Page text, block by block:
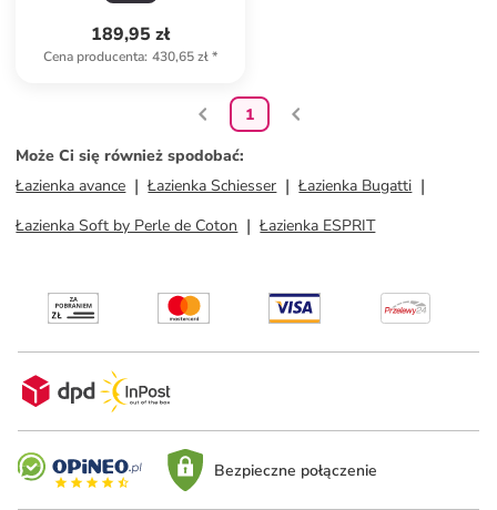
189,95 zł
Cena producenta: 430,65 zł*
1
Może Ci się również spodobać:
Łazienka avance
Łazienka Schiesser
Łazienka Bugatti
Łazienka Soft by Perle de Coton
Łazienka ESPRIT
Bezpieczne połączenie